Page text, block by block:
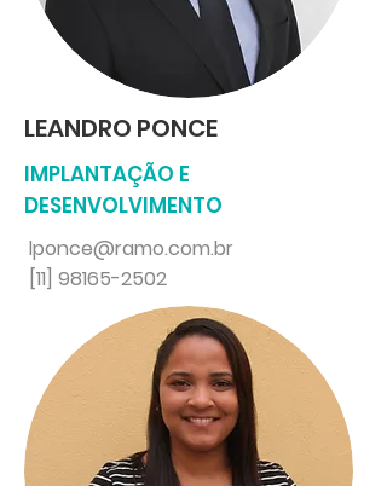
LEANDRO PONCE
IMPLANTAÇÃO E
DESENVOLVIMENTO
lponce@ramo.com.br
[11] 98165-2502